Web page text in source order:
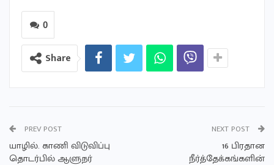
0
Share
PREV POST
யாழில். காணி விடுவிப்பு
தொடர்பில் ஆளுநர்
NEXT POST
16 பிரதான
நீர்த்தேக்கங்களின்